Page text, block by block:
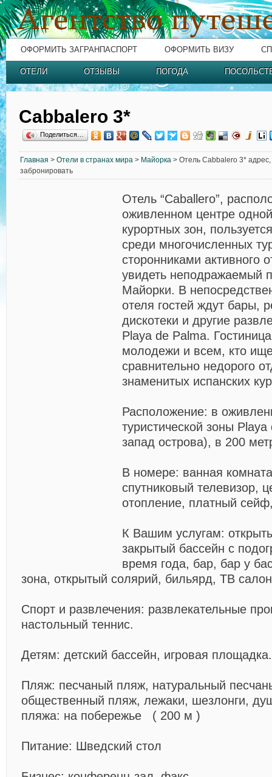
ОФОРМИТЬ ЗАГРАНПАСПОРТ ОФОРМИТЬ ВИЗУ
ОТЕЛИ ОТЗЫВЫ ПОГОДА
Cabbalero 3*
Поделиться…
Главная > Отели в странах мира > Майорка > Отель Cabbalero 3*
забронировать
Отель “Caballero”,
оживленном центре
курортных зон,
среди многочисленных
сторонниками активного
увидеть неподражаемый
Майорки. В
отеля гостей ждут бары,
дискотеки и другие
Playa de Palma.
молодежи и всем, кто
сравнительно недорого
знаменитых испанских
Расположение: в
туристической зоны
запад острова), в 200
В номере: ванная
спутниковый телевизор,
отопление, платный
К Вашим услугам:
закрытый бассейн с
время года, бар, бар у
зона, открытый солярий, бильярд, ТВ
Спорт и развлечения: развлекательные
настольный теннис.
Детям: детский бассейн, игровая площадка.
Пляж: песчаный пляж, натуральный
общественный пляж, лежаки, шезлонги,
пляжа: на побережье ( 200 м )
Питание: Шведский стол